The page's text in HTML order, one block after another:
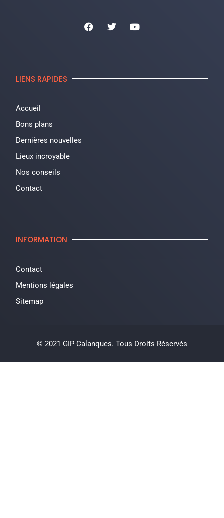
LIENS RAPIDES
Accueil
Bons plans
Dernières nouvelles
Lieux incroyable
Nos conseils
Contact
INFORMATION
Contact
Mentions légales
Sitemap
© 2021 GIP Calanques. Tous Droits Réservés